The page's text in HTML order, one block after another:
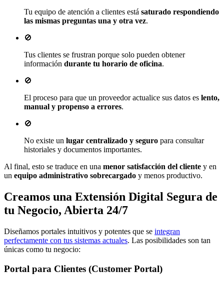
Tu equipo de atención a clientes está saturado respondiendo
las mismas preguntas una y otra vez.
🚫
Tus clientes se frustran porque solo pueden obtener
información durante tu horario de oficina.
🚫
El proceso para que un proveedor actualice sus datos es lento,
manual y propenso a errores.
🚫
No existe un lugar centralizado y seguro para consultar
historiales y documentos importantes.
Al final, esto se traduce en una menor satisfacción del cliente y en
un equipo administrativo sobrecargado y menos productivo.
Creamos una Extensión Digital Segura de
tu Negocio, Abierta 24/7
Diseñamos portales intuitivos y potentes que se integran
perfectamente con tus sistemas actuales. Las posibilidades son tan
únicas como tu negocio:
Portal para Clientes (Customer Portal)